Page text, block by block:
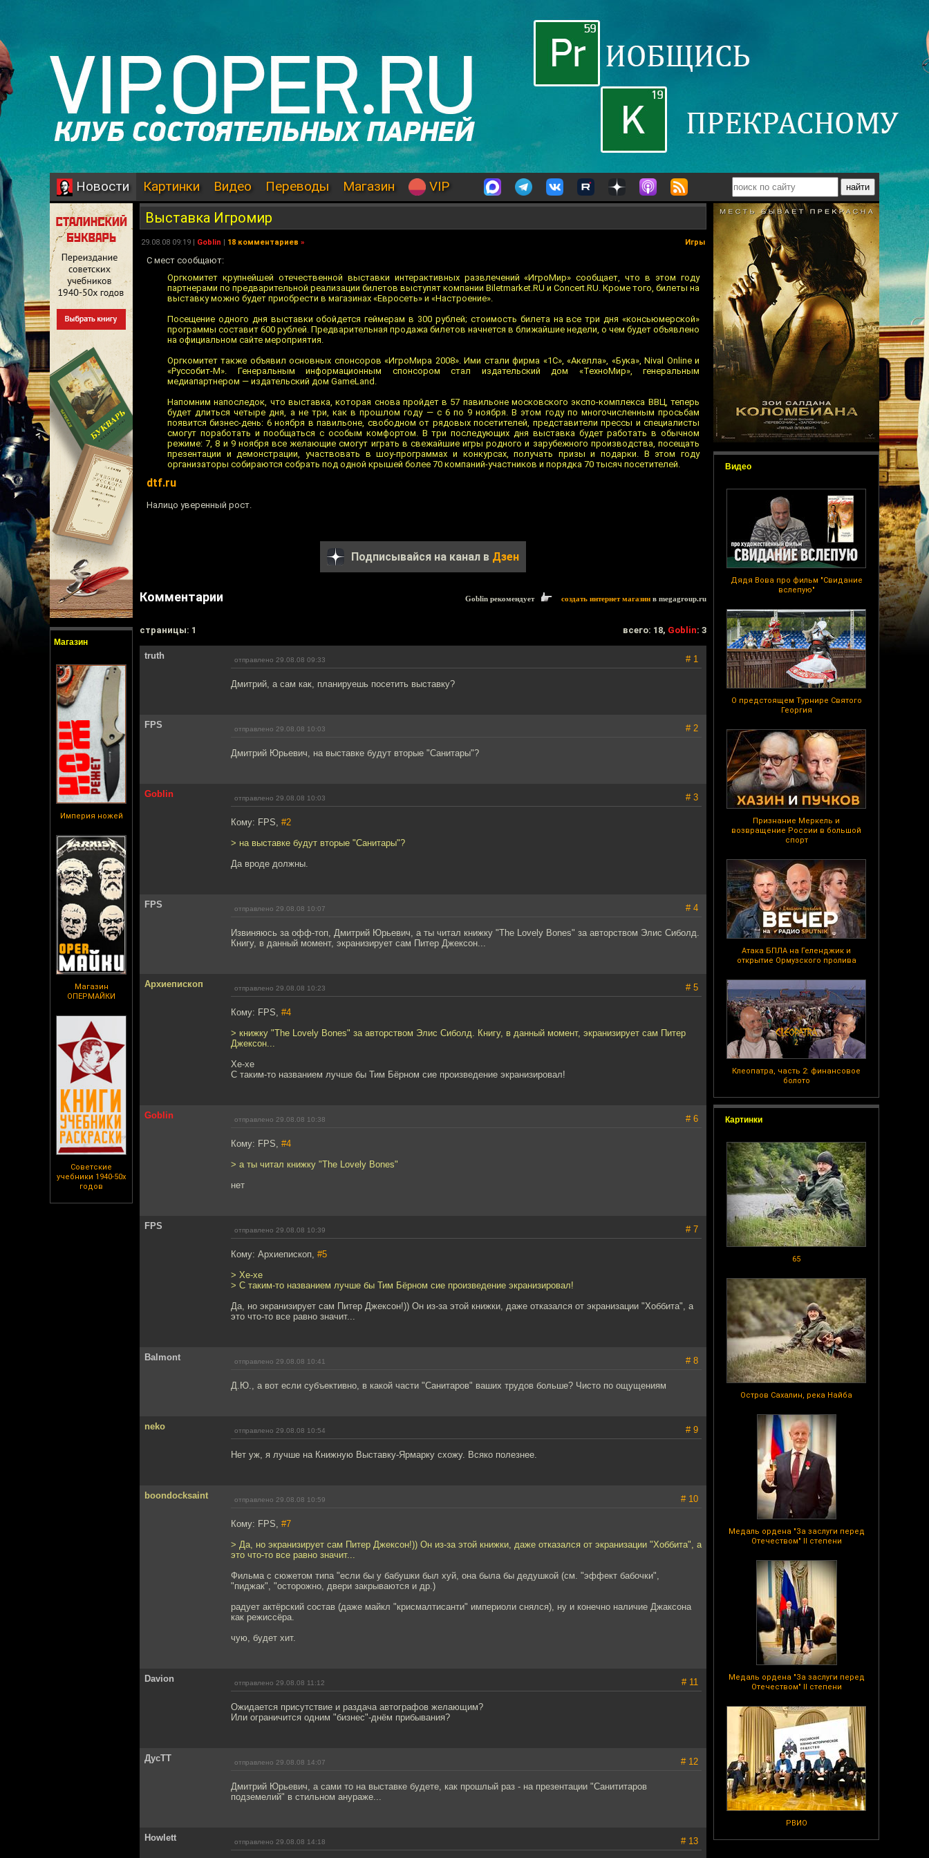
Новости Картинки Видео Переводы Магазин VIP
Магазин
Империя ножей
Магазин
ОПЕРМАЙКИ
Советские
учебники 1940-50х
годов
Видео
Дядя Вова про фильм "Свидание
вслепую"
О предстоящем Турнире Святого
Георгия
Признание Меркель и
возвращение России в большой
спорт
Атака БПЛА на Геленджик и
открытие Ормузского пролива
Клеопатра, часть 2: финансовое
болото
Картинки
65
Остров Сахалин, река Найба
Медаль ордена "За заслуги перед
Отечеством" II степени
Медаль ордена "За заслуги перед
Отечеством" II степени
РВИО
Выставка Игромир
29.08.08 09:19 | Goblin | 18 комментариев » Игры
С мест сообщают:
Оргкомитет крупнейшей отечественной выставки интерактивных развлечений «ИгроМир» сообщает, что в этом году
партнерами по предварительной реализации билетов выступят компании Biletmarket.RU и Concert.RU. Кроме того, билеты на
выставку можно будет приобрести в магазинах «Евросеть» и «Настроение».
Посещение одного дня выставки обойдется геймерам в 300 рублей; стоимость билета на все три дня «консьюмерской»
программы составит 600 рублей. Предварительная продажа билетов начнется в ближайшие недели, о чем будет объявлено
на официальном сайте мероприятия.
Оргкомитет также объявил основных спонсоров «ИгроМира 2008». Ими стали фирма «1С», «Акелла», «Бука», Nival Online и
«Руссобит-М». Генеральным информационным спонсором стал издательский дом «ТехноМир», генеральным
медиапартнером — издательский дом GameLand.
Напомним напоследок, что выставка, которая снова пройдет в 57 павильоне московского экспо-комплекса ВВЦ, теперь
будет длиться четыре дня, а не три, как в прошлом году — с 6 по 9 ноября. В этом году по многочисленным просьбам
появится бизнес-день: 6 ноября в павильоне, свободном от рядовых посетителей, представители прессы и специалисты
смогут поработать и пообщаться с особым комфортом. В три последующих дня выставка будет работать в обычном
режиме: 7, 8 и 9 ноября все желающие смогут играть в свежайшие игры родного и зарубежного производства, посещать
презентации и демонстрации, участвовать в шоу-программах и конкурсах, получать призы и подарки. В этом году
организаторы собираются собрать под одной крышей более 70 компаний-участников и порядка 70 тысяч посетителей.
dtf.ru
Налицо уверенный рост.
Подписывайся на канал в Дзен
Комментарии Goblin рекомендует создать интернет магазин в megagroup.ru
cтраницы: 1 всего: 18, Goblin: 3
truth отправлено 29.08.08 09:33 # 1
Дмитрий, а сам как, планируешь посетить выставку?
FPS отправлено 29.08.08 10:03 # 2
Дмитрий Юрьевич, на выставке будут вторые "Санитары"?
Goblin отправлено 29.08.08 10:03 # 3
Кому: FPS, #2
> на выставке будут вторые "Санитары"?
Да вроде должны.
FPS отправлено 29.08.08 10:07 # 4
Извиняюсь за офф-топ, Дмитрий Юрьевич, а ты читал книжку "The Lovely Bones" за авторством Элис Сиболд.
Книгу, в данный момент, экранизирует сам Питер Джексон...
Архиепископ отправлено 29.08.08 10:23 # 5
Кому: FPS, #4
> книжку "The Lovely Bones" за авторством Элис Сиболд. Книгу, в данный момент, экранизирует сам Питер
Джексон...
Хе-хе
С таким-то названием лучше бы Тим Бёрном сие произведение экранизировал!
Goblin отправлено 29.08.08 10:38 # 6
Кому: FPS, #4
> а ты читал книжку "The Lovely Bones"
нет
FPS отправлено 29.08.08 10:39 # 7
Кому: Архиепископ, #5
> Хе-хе
> С таким-то названием лучше бы Тим Бёрном сие произведение экранизировал!
Да, но экранизирует сам Питер Джексон!)) Он из-за этой книжки, даже отказался от экранизации "Хоббита", а
это что-то все равно значит...
Balmont отправлено 29.08.08 10:41 # 8
Д.Ю., а вот если субъективно, в какой части "Санитаров" ваших трудов больше? Чисто по ощущениям
neko отправлено 29.08.08 10:54 # 9
Нет уж, я лучше на Книжную Выставку-Ярмарку схожу. Всяко полезнее.
boondocksaint отправлено 29.08.08 10:59 # 10
Кому: FPS, #7
> Да, но экранизирует сам Питер Джексон!)) Он из-за этой книжки, даже отказался от экранизации "Хоббита", а
это что-то все равно значит...
Фильма с сюжетом типа "если бы у бабушки был хуй, она была бы дедушкой (см. "эффект бабочки",
"пиджак", "осторожно, двери закрываются и др.)
радует актёрский состав (даже майкл "крисмалтисанти" империоли снялся), ну и конечно наличие Джаксона
как режиссёра.
чую, будет хит.
Davion отправлено 29.08.08 11:12 # 11
Ожидается присутствие и раздача автографов желающим?
Или ограничится одним "бизнес"-днём прибывания?
ДусТТ отправлено 29.08.08 14:07 # 12
Дмитрий Юрьевич, а сами то на выставке будете, как прошлый раз - на презентации "Санититаров
подземелий" в стильном анураже...
Howlett отправлено 29.08.08 14:18 # 13